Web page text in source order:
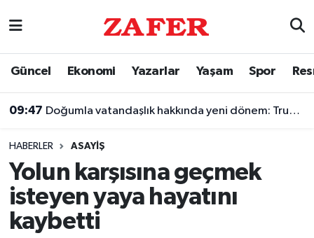
Güncel Ekonomi Yazarlar Yaşam Spor
09:47 Doğumla vatandaşlık hakkında yeni dönem: Trump imzayı attı
HABERLER ASAYIŞ
Yolun karşısına geçmek
isteyen yaya hayatını
kaybetti
Nöbetçi Eczaneler
Trafik Durumu
Süper Lig Puan Durumu ve Fikstür
Tüm Manşetler